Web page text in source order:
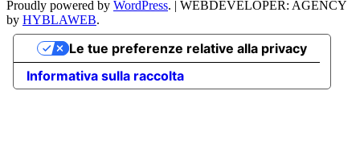
Proudly powered by WordPress. | WEBDEVELOPER: AGENCY
by HYBLAWEB.
Informativa sulla raccolta
Le tue preferenze relative alla privacy